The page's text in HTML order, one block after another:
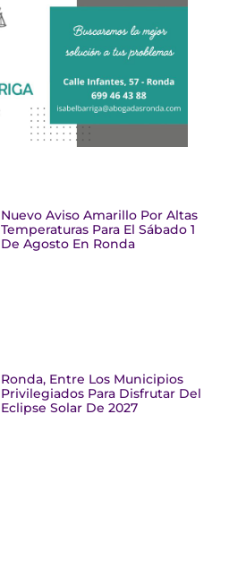
Nuevo Aviso Amarillo Por Altas
Temperaturas Para El Sábado 1
De Agosto En Ronda
Ronda, Entre Los Municipios
Privilegiados Para Disfrutar Del
Eclipse Solar De 2027